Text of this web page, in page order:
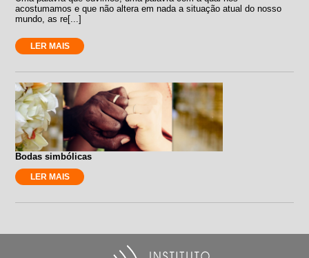
acostumamos e que não altera em nada a situação atual do nosso
mundo, as re[...]
LER MAIS
Bodas simbólicas
LER MAIS